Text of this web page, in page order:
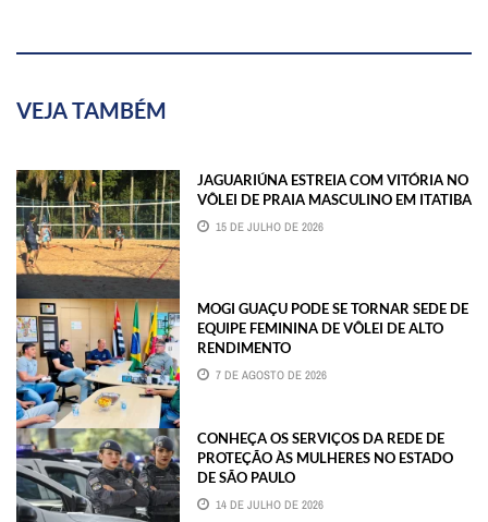
VEJA TAMBÉM
JAGUARIÚNA ESTREIA COM VITÓRIA NO
VÔLEI DE PRAIA MASCULINO EM ITATIBA
15 DE JULHO DE 2026
MOGI GUAÇU PODE SE TORNAR SEDE DE
EQUIPE FEMININA DE VÔLEI DE ALTO
RENDIMENTO
7 DE AGOSTO DE 2026
CONHEÇA OS SERVIÇOS DA REDE DE
PROTEÇÃO ÀS MULHERES NO ESTADO
DE SÃO PAULO
14 DE JULHO DE 2026